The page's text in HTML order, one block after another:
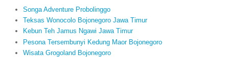
Songa Adventure Probolinggo
Teksas Wonocolo Bojonegoro Jawa Timur
Kebun Teh Jamus Ngawi Jawa Timur
Pesona Tersembunyi Kedung Maor Bojonegoro
Wisata Grogoland Bojonegoro